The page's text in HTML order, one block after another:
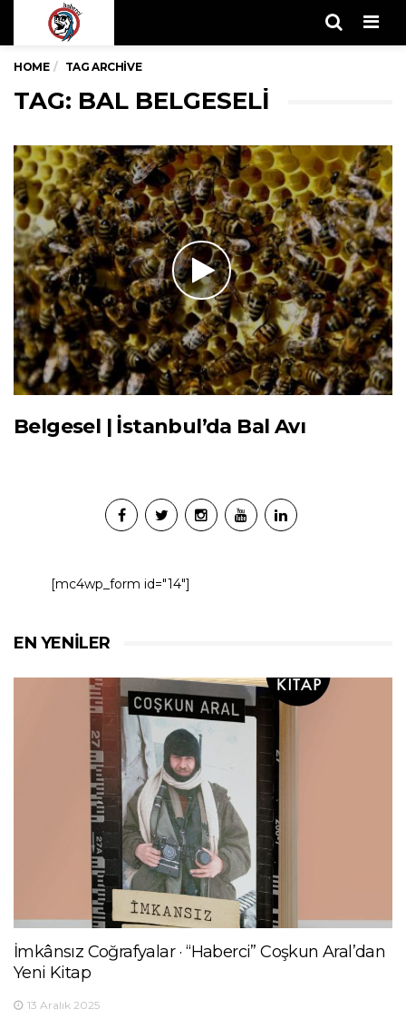
HOME TAG ARCHIVE
TAG: BAL BELGESELI
Belgesel | İstanbul’da Bal Avı
[mc4wp_form id="14"]
EN YENILER
İmkânsız Coğrafyalar · “Haberci” Coşkun Aral’dan
Yeni Kitap
13 Aralık 2025